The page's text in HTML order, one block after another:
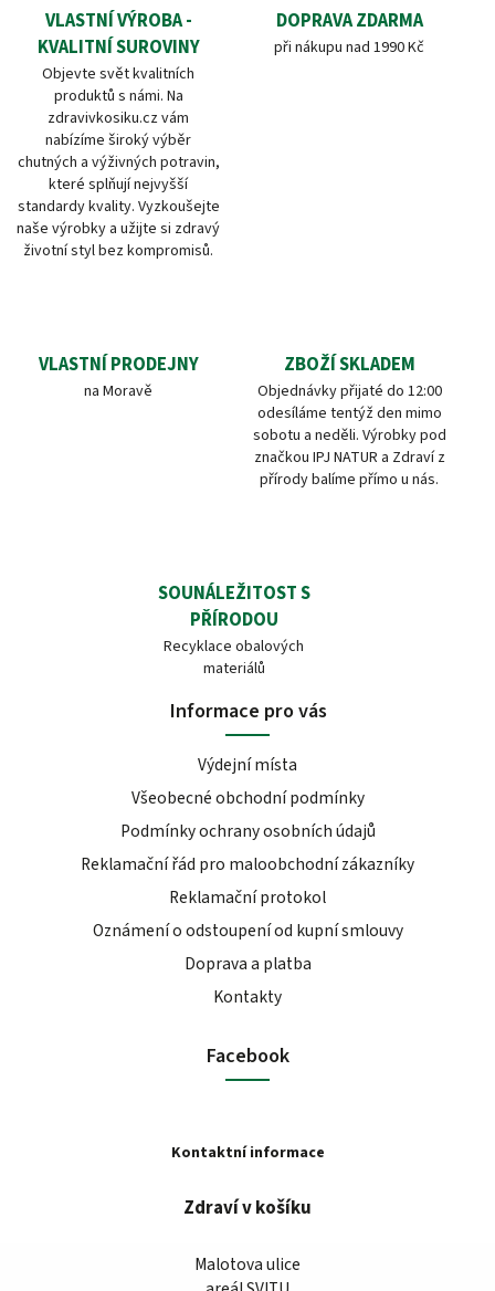
VLASTNÍ VÝROBA -
KVALITNÍ SUROVINY
Objevte svět kvalitních
produktů s námi. Na
zdravivkosiku.cz vám
nabízíme široký výběr
chutných a výživných potravin,
které splňují nejvyšší
standardy kvality. Vyzkoušejte
naše výrobky a užijte si zdravý
životní styl bez kompromisů.
DOPRAVA ZDARMA
při nákupu nad 1990 Kč
VLASTNÍ PRODEJNY
na Moravě
ZBOŽÍ SKLADEM
Objednávky přijaté do 12:00
odesíláme tentýž den mimo
sobotu a neděli. Výrobky pod
značkou IPJ NATUR a Zdraví z
přírody balíme přímo u nás.
SOUNÁLEŽITOST S
PŘÍRODOU
Recyklace obalových
materiálů
Informace pro vás
Výdejní místa
Všeobecné obchodní podmínky
Podmínky ochrany osobních údajů
Reklamační řád pro maloobchodní zákazníky
Reklamační protokol
Oznámení o odstoupení od kupní smlouvy
Doprava a platba
Kontakty
Facebook
Kontaktní informace
Zdraví v košíku
Malotova ulice